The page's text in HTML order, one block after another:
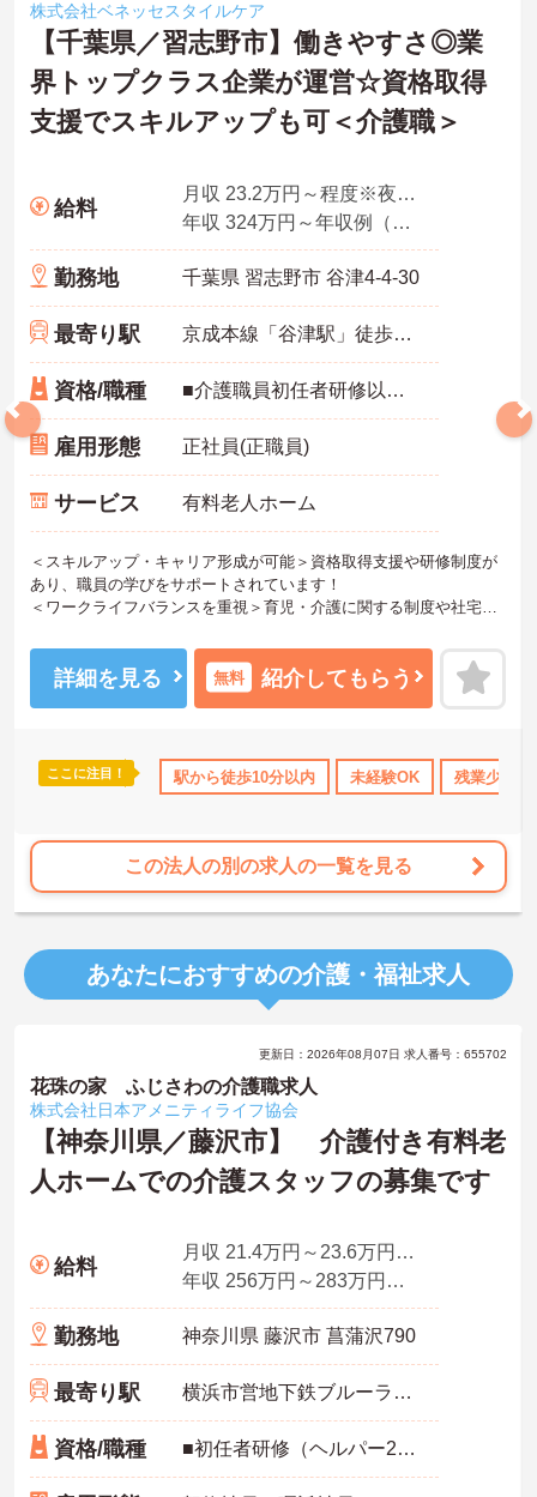
託児所・育児補助 無資格OK 年間休日110日以上
株式会社ベネッセスタイルケア
【千葉県／習志野市】働きやすさ◎業
界トップクラス企業が運営☆資格取得
支援でスキルアップも可＜介護職＞
給料
月収 23.2万円～程度※夜勤手当込
年収 324万円～年収例（賞与2ヶ月、平均残業時間10時間／月を含む）
勤務地 千葉県 習志野市 谷津4-4-30
最寄り駅 京成本線「谷津駅」徒歩3分
資格/職種 ■介護職員初任者研修以上 ※無資格の方も応募可（資格支援制度あり）
雇用形態 正社員(正職員)
サービス 有料老人ホーム
＜スキルアップ・キャリア形成が可能＞資格取得支援や研修制度が
あり、職員の学びをサポートされています！
＜ワークライフバランスを重視＞育児・介護に関する制度や社宅制
＜寄り添ったケアの実施＞利用者さまに深く寄り添ったサービスの
提供を目指し、職員の専門性を高めるような人材育成にも注力され
詳細を見る 無料 紹介してもらう
ここに注目！ 駅から徒歩10分以内 未経験OK 残業少なめ
この法人の別の求人の一覧を見る
あなたにおすすめの介護・福祉求人
更新日：2026年08月07日 求人番号：655702
花珠の家 ふじさわの介護職求人
株式会社日本アメニティライフ協会
【神奈川県／藤沢市】 介護付き有料老
人ホームでの介護スタッフの募集です
給料
月収 21.4万円～23.6万円夜勤手当4回分込
年収 256万円～283万円程度
勤務地 神奈川県 藤沢市 菖蒲沢790
最寄り駅 横浜市営地下鉄ブルーライン(あざみ野－湘南台)「湘南台駅」バス・車12分
資格/職種 ■初任者研修（ヘルパー2級）、実務者研修（ヘルパー1級）、介護福祉士免許 ■介護経験半年以上